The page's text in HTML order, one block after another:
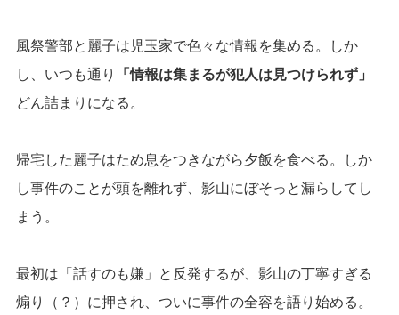
風祭警部と麗子は児玉家で色々な情報を集める。しか
し、いつも通り
「情報は集まるが犯人は見つけられず」
どん詰まりになる。
帰宅した麗子はため息をつきながら夕飯を食べる。しか
し事件のことが頭を離れず、影山にぼそっと漏らしてし
まう。
最初は「話すのも嫌」と反発するが、影山の丁寧すぎる
煽り（？）に押され、ついに事件の全容を語り始める。